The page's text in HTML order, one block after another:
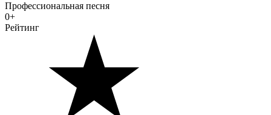
Профессиональная песня
0+
Рейтинг